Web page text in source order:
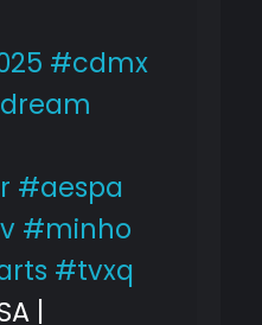
#cdmx
#aespa
#minho
#tvxq
|